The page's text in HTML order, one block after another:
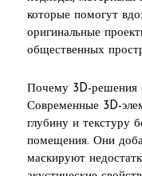
которые помогут
оригинальные
общественных
Почему 3D-решения
Современные 3D-
глубину и текстуру
помещения. Они
маскируют